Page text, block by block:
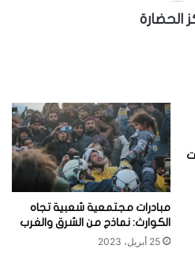
الحضارة
مبادرات مجتمعية شعبية تجاه
الكوارث: نماذج من الشرق والغرب
25 أبريل، 2023